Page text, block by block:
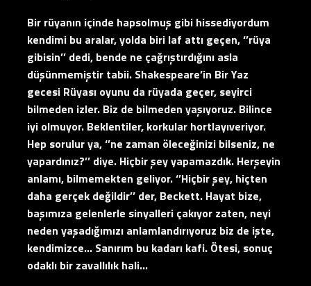
Bir rüyanın içinde hapsolmuş gibi hissediyordum
kendimi bu aralar, yolda biri laf attı geçen, ‘’rüya
gibisin’’ dedi, bende ne çağrıştırdığını asla
düşünmemiştir tabii. Shakespeare’in Bir Yaz
gecesi Rüyası oyunu da rüyada geçer, seyirci
bilmeden izler. Biz de bilmeden yaşıyoruz. Bilince
iyi olmuyor. Beklentiler, korkular hortlayıveriyor.
Hep sorulur ya, ‘’ne zaman öleceğinizi bilseniz, ne
yapardınız?’’ diye. Hiçbir şey yapamazdık. Herşeyin
anlamı, bilmemekten geliyor. ‘’Hiçbir şey, hiçten
daha gerçek değildir’’ der, Beckett. Hayat bize,
başımıza gelenlerle sinyalleri çakıyor zaten, neyi
neden yaşadığımızı anlamlandırıyoruz biz de işte,
kendimizce… Sanırım bu kadarı kafi. Ötesi, sonuç
odaklı bir zavallılık hali…